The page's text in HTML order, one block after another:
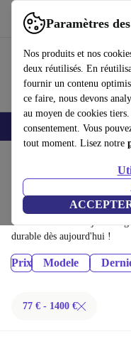
Paramètres
Nos produits et nos
deux réutilisés. En
fournir un contenu
ce faire, nous devons
au moyen de cookies
consentement. Vous
tout moment. Lisez notre
Utilisez refurbed
Smartphones Laptops
iPads:
iPads certifiés
%. Retours sous 30 jours et
durable dès aujourd'hui !
Prix Modele
77 € - 1400 €